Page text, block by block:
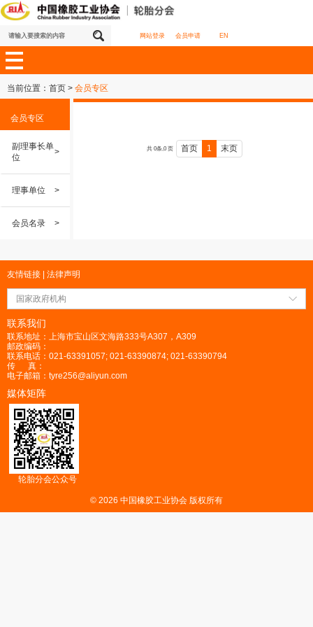
网站登录 会员申请 EN
当前位置： 首页 > 会员专区
会员专区
副理事长单
位
>
理事单位 >
会员名录 >
共 0条,0 页 首页 1 末页
友情链接 法律声明
国家政府机构
联系我们
联系地址：上海市宝山区文海路333号A307，A309
邮政编码：
联系电话：021-63391057; 021-63390874; 021-63390794
传 真：
电子邮箱：tyre256@aliyun.com
媒体矩阵
轮胎分会公众号
© 2026 中国橡胶工业协会 版权所有